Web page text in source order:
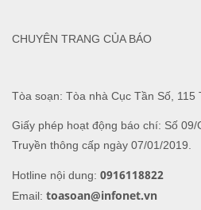
Tòa soạn: Tòa nhà Cục Tần Số, 115
Giấy phép hoạt động báo chí: Số 09/
Truyền thông cấp ngày 07/01/2019.
Hotline nội dung: 0916118822
Email: toasoan@infonet.vn
CHUYÊN TRANG CỦA BÁO